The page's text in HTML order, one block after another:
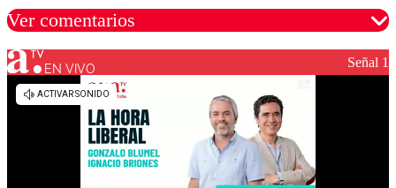
Ver comentarios
Los comentarios son moderados para garantizar un
diálogo respetuoso.
EN VIVO Señal 1